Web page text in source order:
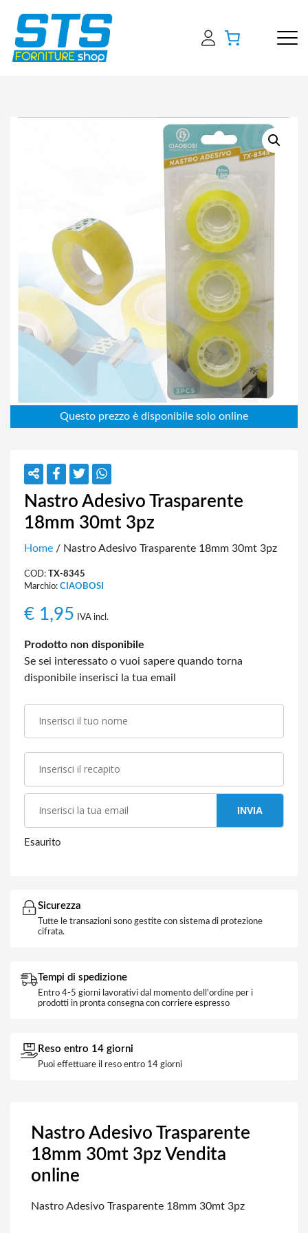
Nastro Adesivo Trasparente
18mm 30mt 3pz
Home / Nastro Adesivo Trasparente 18mm 30mt 3pz
COD: TX-8345
Marchio: CIAOBOSI
€ 1,95 IVA incl.
Prodotto non disponibile
Se sei interessato o vuoi sapere quando torna
disponibile inserisci la tua email
INVIA
Esaurito
Sicurezza
Tutte le transazioni sono gestite con sistema di protezione
cifrata.
Tempi di spedizione
Entro 4-5 giorni lavorativi dal momento dell'ordine per i
prodotti in pronta consegna con corriere espresso
Reso entro 14 giorni
Puoi effettuare il reso entro 14 giorni
Nastro Adesivo Trasparente
18mm 30mt 3pz Vendita
online
Nastro Adesivo Trasparente 18mm 30mt 3pz